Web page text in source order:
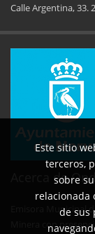
11ª
14 de
No al
29 de
Calle Argentina, 33.
Acerca de
Emisora Municipal
Minera con
Este sitio
terceros,
sobre
relacionada
de sus